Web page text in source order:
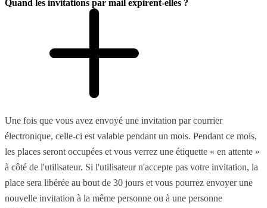
Quand les invitations par mail expirent-elles ?
Une fois que vous avez envoyé une invitation par courrier
électronique, celle-ci est valable pendant un mois. Pendant ce mois,
les places seront occupées et vous verrez une étiquette « en attente »
à côté de l'utilisateur. Si l'utilisateur n'accepte pas votre invitation, la
place sera libérée au bout de 30 jours et vous pourrez envoyer une
nouvelle invitation à la même personne ou à une personne